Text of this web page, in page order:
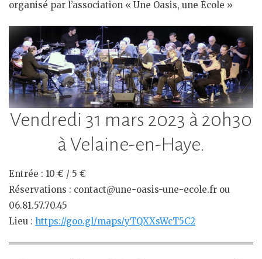
organisé par l’association « Une Oasis, une École »
Vendredi 31 mars 2023 à 20h30
à Velaine-en-Haye.
Entrée : 10 € / 5 €
Réservations : contact@une-oasis-une-ecole.fr ou
06.81.57.70.45
Lieu : https://goo.gl/maps/yTQXXsWcT5C2